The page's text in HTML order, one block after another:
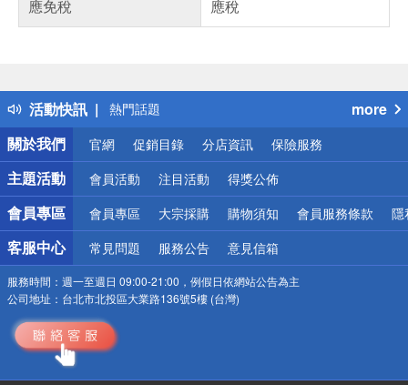
應免稅
應稅
活動快訊
得獎公告
熱門話題
銀行優惠
偏遠地區配送
詐騙網頁！請小心！
more
關於我們
官網 促銷目錄 分店資訊 保險服務
主題活動 會員活動 注目活動 得獎公佈
會員專區 會員專區 大宗採購 購物須知 會員服務條款 隱
客服中心 常見問題 服務公告 意見信箱
服務時間： 週一至週日 09:00-21:00，例假日依網站公告為主
公司地址： 台北市北投區大業路136號5樓 (台灣)